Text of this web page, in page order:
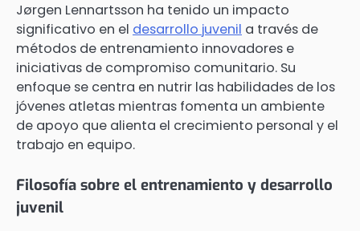
Jørgen Lennartsson ha tenido un impacto
significativo en el desarrollo juvenil a través de
métodos de entrenamiento innovadores e
iniciativas de compromiso comunitario. Su
enfoque se centra en nutrir las habilidades de los
jóvenes atletas mientras fomenta un ambiente
de apoyo que alienta el crecimiento personal y el
trabajo en equipo.
Filosofía sobre el entrenamiento y desarrollo
juvenil